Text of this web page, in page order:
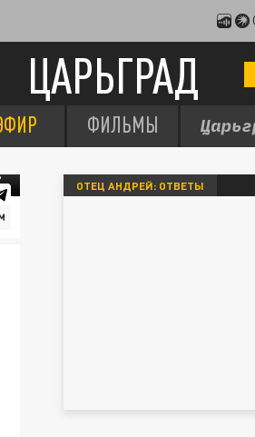
ЦАРЬГРАД
ФИЛЬМЫ
ОТЕЦ АНДРЕЙ: ОТВЕТЫ